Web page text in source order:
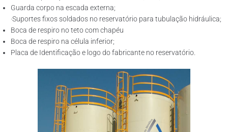
Guarda corpo na escada externa;
·Suportes fixos soldados no reservatório para tubulação hidráulica;
Boca de respiro no teto com chapéu
Boca de respiro na célula inferior;
Placa de Identificação e logo do fabricante no reservatório.